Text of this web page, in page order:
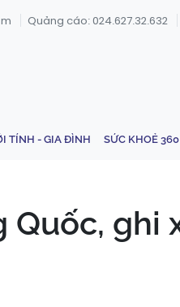
Quảng cáo: 024.627.32.632
TÍNH - GIA ĐÌNH SỨC KHOẺ 360
Quốc, ghi